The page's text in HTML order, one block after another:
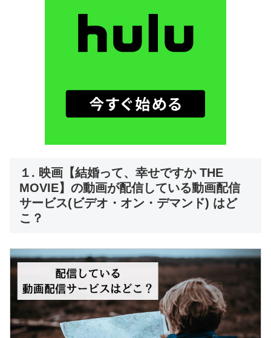
１. 映画【結婚って、幸せですか THE
MOVIE】の動画が配信している動画配信
サービス(ビデオ・オン・デマンド) はど
こ？